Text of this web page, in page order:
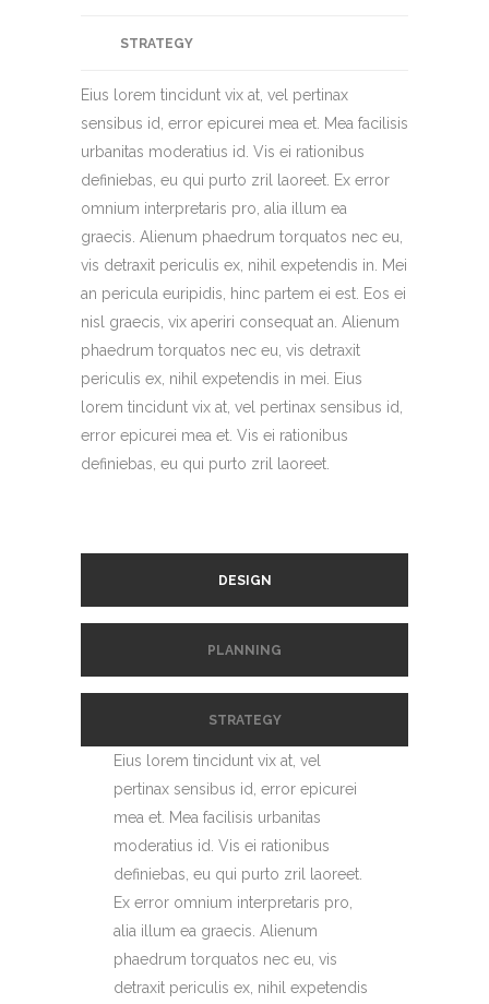
STRATEGY
Eius lorem tincidunt vix at, vel pertinax
sensibus id, error epicurei mea et. Mea facilisis
urbanitas moderatius id. Vis ei rationibus
definiebas, eu qui purto zril laoreet. Ex error
omnium interpretaris pro, alia illum ea
graecis. Alienum phaedrum torquatos nec eu,
vis detraxit periculis ex, nihil expetendis in. Mei
an pericula euripidis, hinc partem ei est. Eos ei
nisl graecis, vix aperiri consequat an. Alienum
phaedrum torquatos nec eu, vis detraxit
periculis ex, nihil expetendis in mei. Eius
lorem tincidunt vix at, vel pertinax sensibus id,
error epicurei mea et. Vis ei rationibus
definiebas, eu qui purto zril laoreet.
DESIGN
PLANNING
STRATEGY
Eius lorem tincidunt vix at, vel
pertinax sensibus id, error epicurei
mea et. Mea facilisis urbanitas
moderatius id. Vis ei rationibus
definiebas, eu qui purto zril laoreet.
Ex error omnium interpretaris pro,
alia illum ea graecis. Alienum
phaedrum torquatos nec eu, vis
detraxit periculis ex, nihil expetendis